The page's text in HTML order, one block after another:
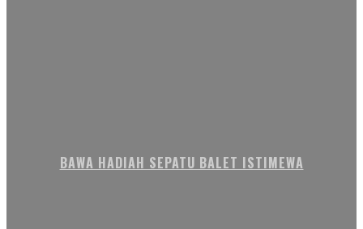
BAWA HADIAH SEPATU BALET ISTIMEWA